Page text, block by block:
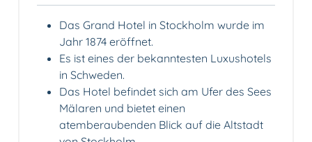
Das Grand Hotel in Stockholm wurde im
Jahr 1874 eröffnet.
Es ist eines der bekanntesten Luxushotels
in Schweden.
Das Hotel befindet sich am Ufer des Sees
Mälaren und bietet einen
atemberaubenden Blick auf die Altstadt